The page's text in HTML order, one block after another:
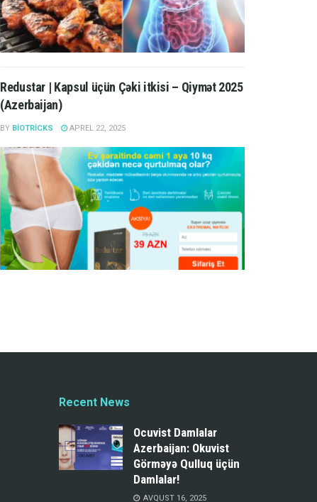
Redustar | Kapsul üçün Çəki itkisi – Qiymət 2025
(Azerbaijan)
BY BIOTRICKS APREL 22, 2025
Recent News
Ocuvist Damlalar
Azerbaijan: Okuvist
Görməyə Qulluq üçün
Damlalar!
AVQUST 16, 2025